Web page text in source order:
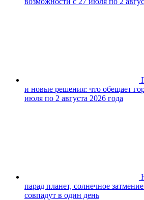
и новые решения: что обещает
июля по 2 августа 2026 года
парад планет, солнечное
совпадут в один день